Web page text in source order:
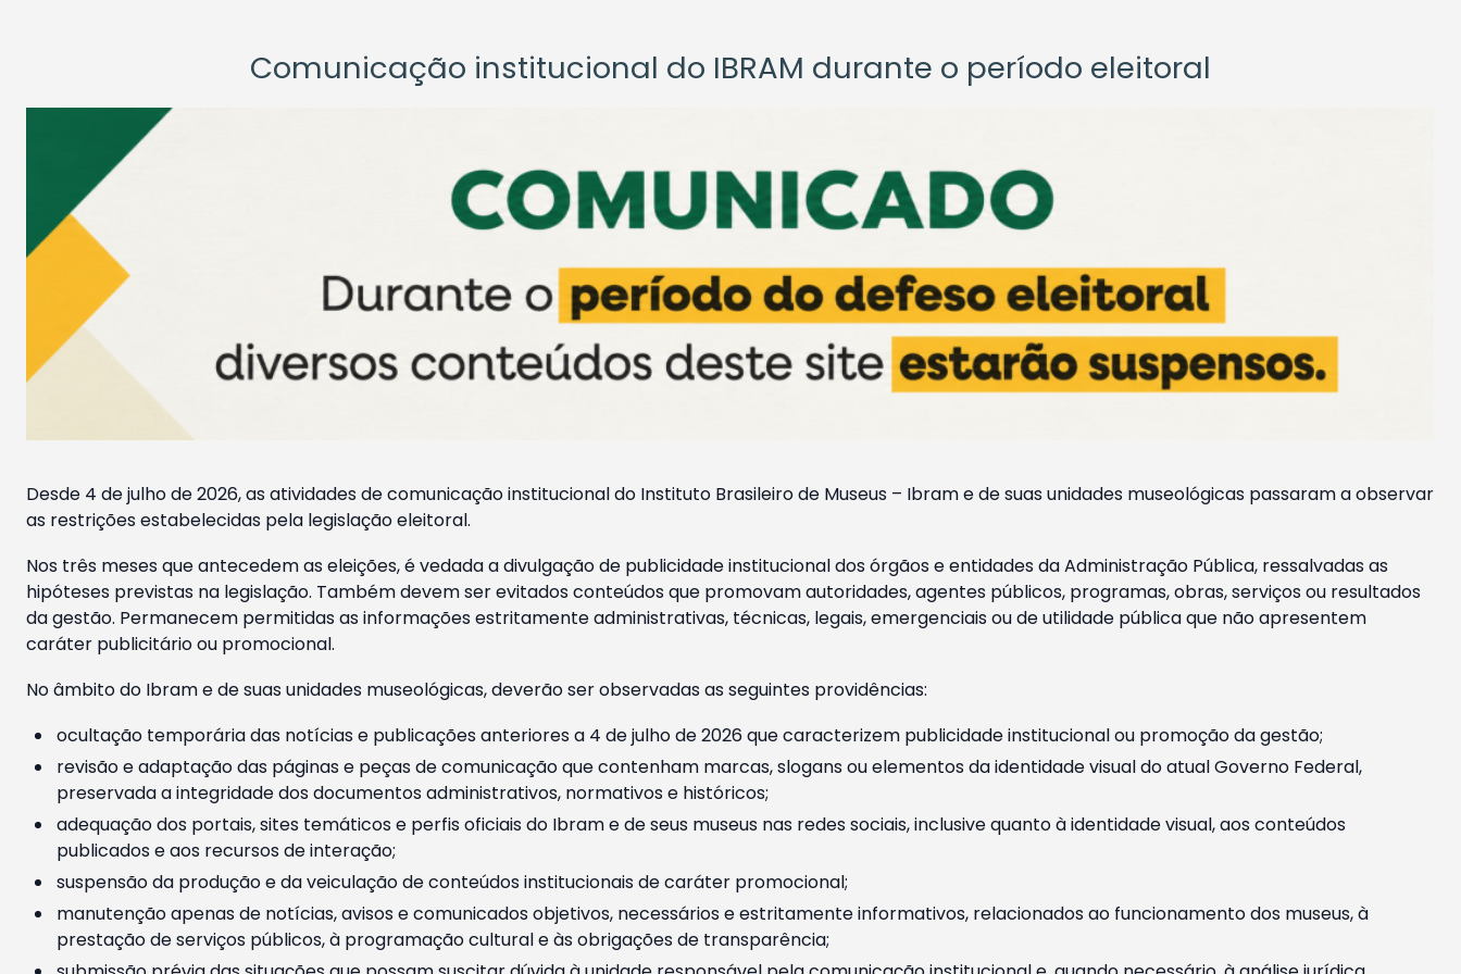
Comunicação institucional do IBRAM durante o período eleitoral
Desde 4 de julho de 2026, as atividades de comunicação institucional do Instituto Brasileiro de Museus – Ibram e de suas unidades museológicas passaram a observar
as restrições estabelecidas pela legislação eleitoral.
Nos três meses que antecedem as eleições, é vedada a divulgação de publicidade institucional dos órgãos e entidades da Administração Pública, ressalvadas as
hipóteses previstas na legislação. Também devem ser evitados conteúdos que promovam autoridades, agentes públicos, programas, obras, serviços ou resultados
da gestão. Permanecem permitidas as informações estritamente administrativas, técnicas, legais, emergenciais ou de utilidade pública que não apresentem
caráter publicitário ou promocional.
No âmbito do Ibram e de suas unidades museológicas, deverão ser observadas as seguintes providências:
ocultação temporária das notícias e publicações anteriores a 4 de julho de 2026 que caracterizem publicidade institucional ou promoção da gestão;
revisão e adaptação das páginas e peças de comunicação que contenham marcas, slogans ou elementos da identidade visual do atual Governo Federal,
preservada a integridade dos documentos administrativos, normativos e históricos;
adequação dos portais, sites temáticos e perfis oficiais do Ibram e de seus museus nas redes sociais, inclusive quanto à identidade visual, aos conteúdos
publicados e aos recursos de interação;
suspensão da produção e da veiculação de conteúdos institucionais de caráter promocional;
manutenção apenas de notícias, avisos e comunicados objetivos, necessários e estritamente informativos, relacionados ao funcionamento dos museus, à
prestação de serviços públicos, à programação cultural e às obrigações de transparência;